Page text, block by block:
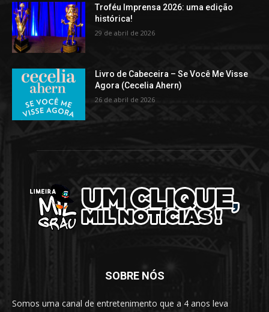
Troféu Imprensa 2026: uma edição
histórica!
29 de abril de 2026
Livro de Cabeceira – Se Você Me Visse
Agora (Cecelia Ahern)
26 de abril de 2026
SOBRE NÓS
Somos uma canal de entretenimento que a 4 anos leva